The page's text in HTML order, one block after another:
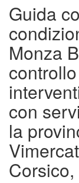
Guida
Monza
con
la
Corsico,